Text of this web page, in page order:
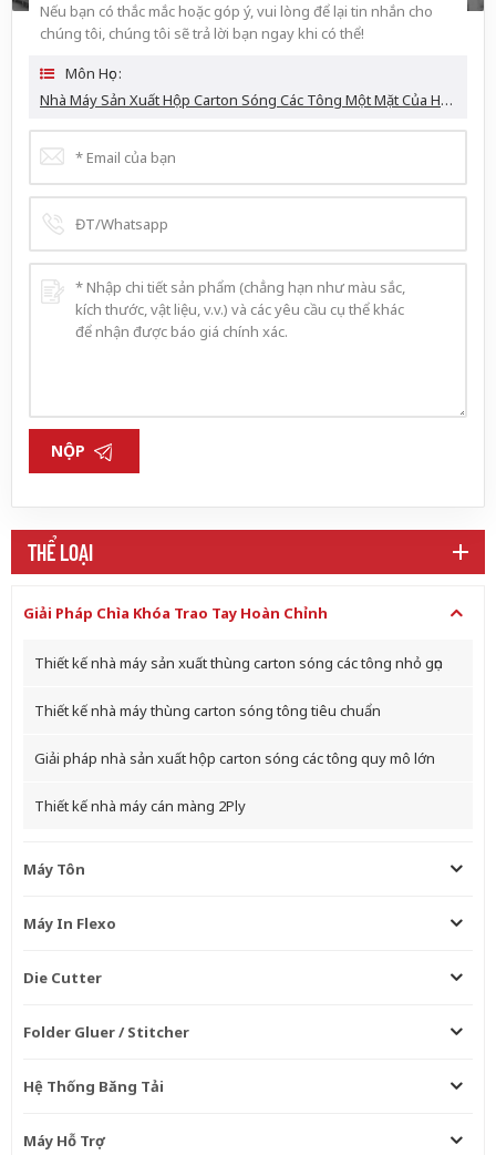
Nếu bạn có thắc mắc hoặc góp ý, vui lòng để lại tin nhắn cho
chúng tôi, chúng tôi sẽ trả lời bạn ngay khi có thể!
Môn Học :
Nhà Máy Sản Xuất Hộp Carton Sóng Các Tông Một Mặt Của Hộp Carton Cán Màng
NỘP
THỂ LOẠI
Giải Pháp Chìa Khóa Trao Tay Hoàn Chỉnh
Thiết kế nhà máy sản xuất thùng carton sóng các tông nhỏ gọn
Thiết kế nhà máy thùng carton sóng tông tiêu chuẩn
Giải pháp nhà sản xuất hộp carton sóng các tông quy mô lớn
Thiết kế nhà máy cán màng 2Ply
Máy Tôn
Máy In Flexo
Die Cutter
Folder Gluer / Stitcher
Hệ Thống Băng Tải
Máy Hỗ Trợ